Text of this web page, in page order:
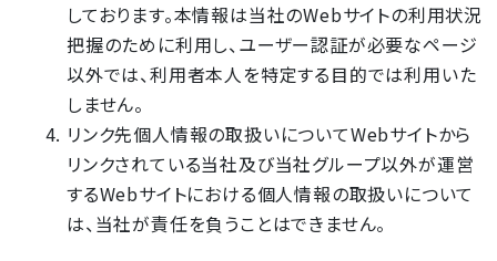
しております。本情報は当社のWebサイトの利用状況
把握のために利用し、ユーザー認証が必要なページ
以外では、利用者本人を特定する目的では利用いた
しません。
リンク先個人情報の取扱いについてWebサイトから
リンクされている当社及び当社グループ以外が運営
するWebサイトにおける個人情報の取扱いについて
は、当社が責任を負うことはできません。